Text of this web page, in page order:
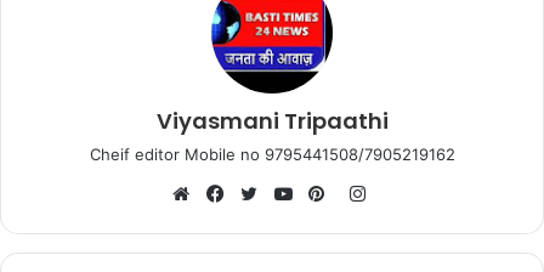
Viyasmani Tripaathi
Cheif editor Mobile no 9795441508/7905219162
Instagram